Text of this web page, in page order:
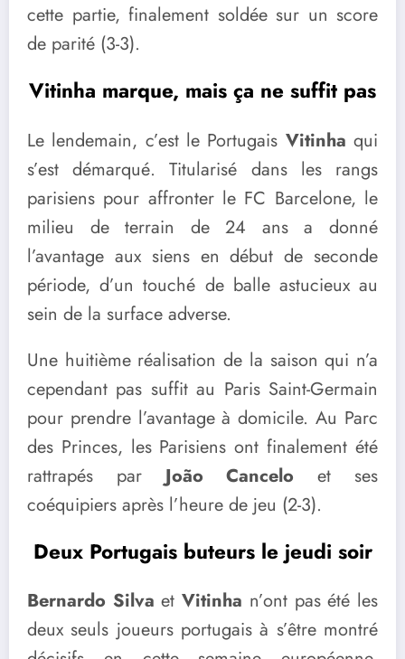
cette partie, finalement soldée sur un score
de parité (3-3).
Vitinha marque, mais ça ne suffit pas
Le lendemain, c’est le Portugais Vitinha qui
s’est démarqué. Titularisé dans les rangs
parisiens pour affronter le FC Barcelone, le
milieu de terrain de 24 ans a donné
l’avantage aux siens en début de seconde
période, d’un touché de balle astucieux au
sein de la surface adverse.
Une huitième réalisation de la saison qui n’a
cependant pas suffit au Paris Saint-Germain
pour prendre l’avantage à domicile. Au Parc
des Princes, les Parisiens ont finalement été
rattrapés parJoão Cancelo et ses
coéquipiers après l’heure de jeu (2-3).
Deux Portugais buteurs le jeudi soir
Bernardo Silva etVitinha n’ont pas été les
deux seuls joueurs portugais à s’être montré